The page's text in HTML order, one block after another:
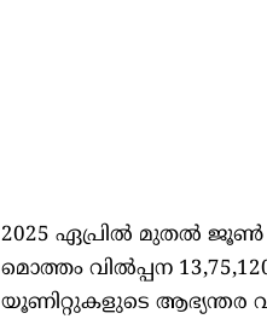
2025 ഏപ്രിൽ മുതൽ ജൂൺ
മൊത്തം വിൽപ്പന
യൂണിറ്റുകളുടെ ആഭ്യന്തര